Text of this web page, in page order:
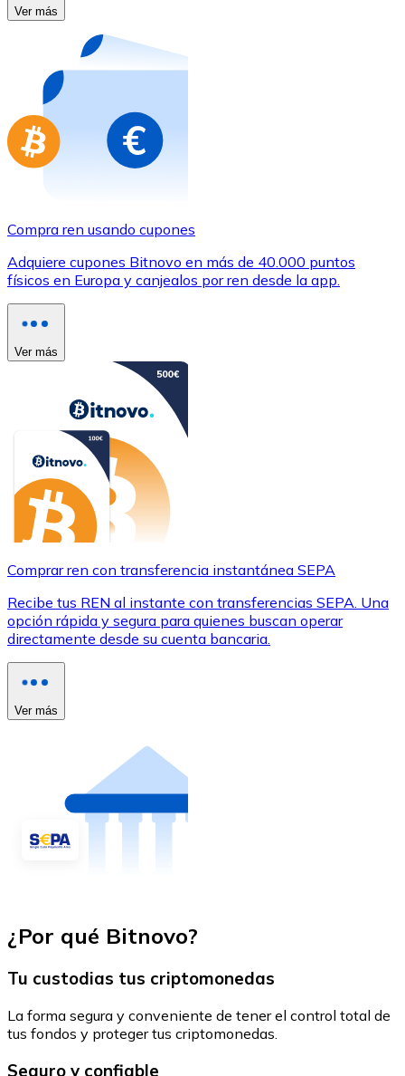
Compra tarjetas regalo de tus marcas favoritas con
Ir a la tienda de tarjetas regalo
Ver más
Compra ren usando cupones
Adquiere cupones Bitnovo en más de 40.000 puntos
físicos en Europa y canjealos por ren desde la app.
Ver más
Comprar ren con transferencia instantánea SEPA
Recibe tus REN al instante con transferencias SEPA. Una
opción rápida y segura para quienes buscan operar
directamente desde su cuenta bancaria.
Ver más
¿Por qué Bitnovo?
Tu custodias tus criptomonedas
La forma segura y conveniente de tener el control total de
tus fondos y proteger tus criptomonedas.
Seguro y confiable